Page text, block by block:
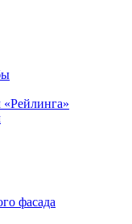
фасада